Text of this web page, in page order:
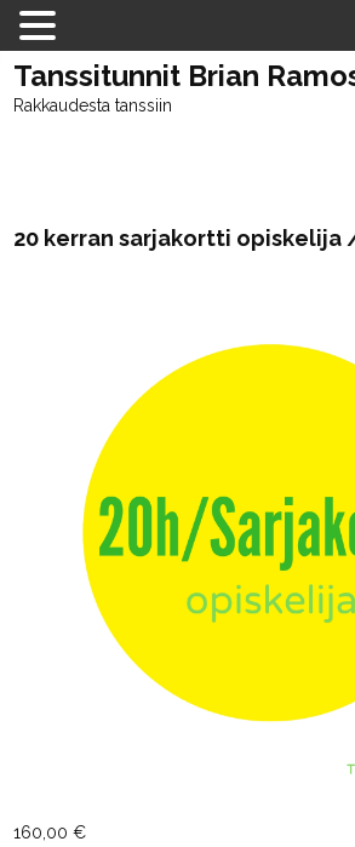
Tanssitunnit Brian
Rakkaudesta tanssiin
20 kerran sarjakortti
160,00€